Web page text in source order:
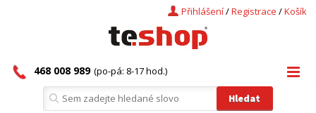
Košík
/
Registrace
/
Přihlášení
468 008 989 (po-pá: 8-17 hod.)